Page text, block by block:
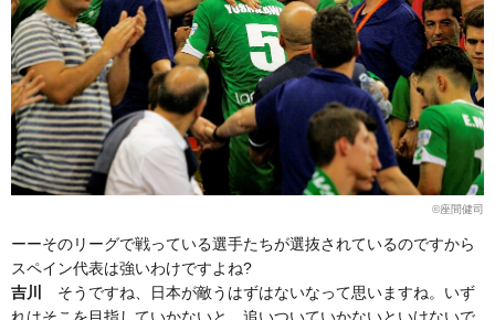
©座間健司
ーーそのリーグで戦っている選手たちが選抜されているのですから
スペイン代表は強いわけですよね?
吉川
そうですね、日本が敵うはずはないなって思いますね。いず